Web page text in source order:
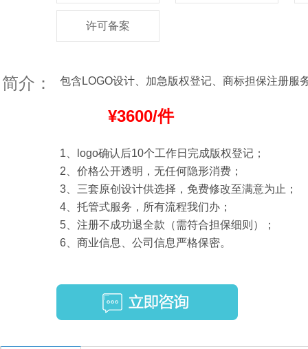
许可备案
简介： 包含LOGO设计、加急版权登记、商标担保注册服
¥3600/件
1、logo确认后10个工作日完成版权登记；
2、价格公开透明，无任何隐形消费；
3、三套原创设计供选择，免费修改至满意为止；
4、托管式服务，所有流程我们办；
5、注册不成功退全款（需符合担保细则）；
6、商业信息、公司信息严格保密。